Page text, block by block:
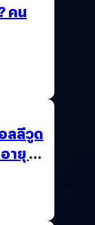
คน
ลลีวูด
ยุ 18